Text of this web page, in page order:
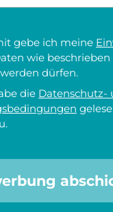
gebe ich meine
wie
dürfen.
die Datenschutz-